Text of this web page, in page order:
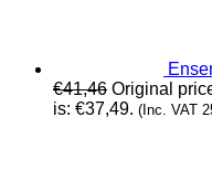
€41,46 Original
is: €37,49. (Inc. VAT